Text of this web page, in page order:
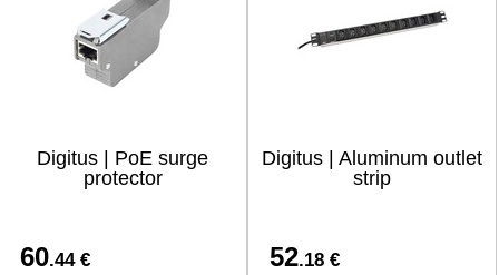
Digitus | PoE surge
protector
60.44 €
Digitus | Aluminum outlet
strip
52.18 €